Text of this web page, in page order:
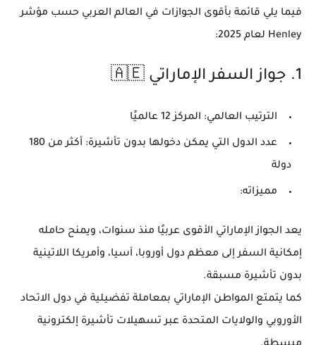
فيما يلي قائمة بأقوى الجوازات في العالم العربي حسب مؤشر
Henley لعام 2025:
1. جواز السفر الإماراتي 🇦🇪
الترتيب العالمي: المركز 12 عالميًا
عدد الدول التي يمكن دخولها بدون تأشيرة: أكثر من 180
دولة
مميزاته:
يعد الجواز الإماراتي الأقوى عربيًا منذ سنوات، ويمنح حامله
إمكانية السفر إلى معظم دول أوروبا، آسيا، وأمريكا اللاتينية
بدون تأشيرة مسبقة.
كما يتمتع المواطن الإماراتي بمعاملة تفضيلية في دول الاتحاد
الأوروبي والولايات المتحدة عبر تسهيلات تأشيرة إلكترونية